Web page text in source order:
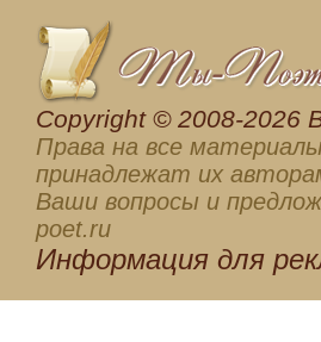
Сopyright © 2008-2026
Права на все
принадлежат их
Ваши вопросы и
poet.ru
Информация для